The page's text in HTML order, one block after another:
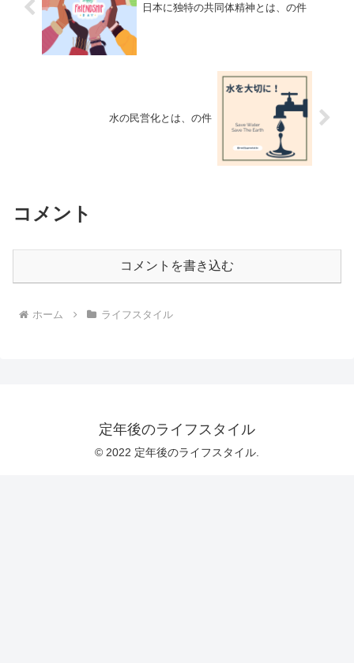
日本に独特の共同体精神とは、の件
水の民営化とは、の件
コメント
コメントを書き込む
ホーム ライフスタイル
定年後のライフスタイル
© 2022 定年後のライフスタイル.